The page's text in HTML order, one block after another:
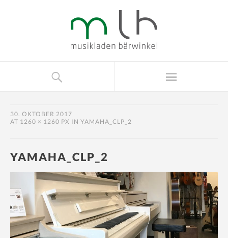
30. OKTOBER 2017
AT 1260 × 1260 PX IN YAMAHA_CLP_2
YAMAHA_CLP_2